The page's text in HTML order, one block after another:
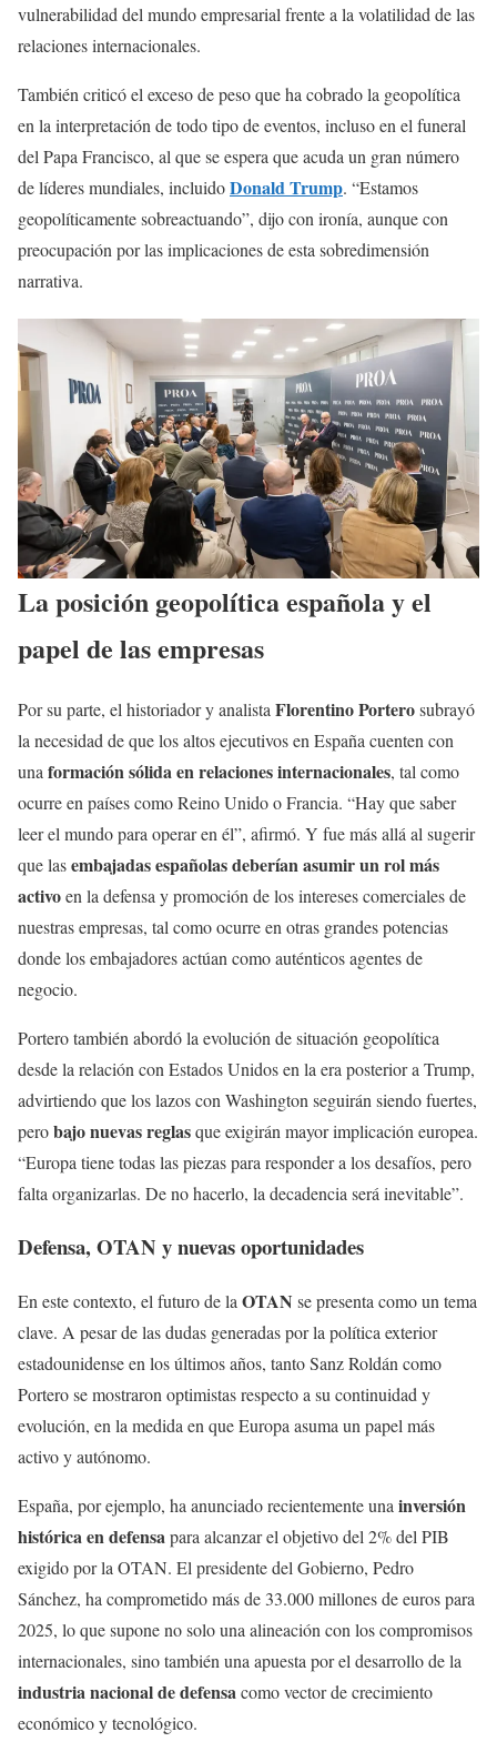
vulnerabilidad del mundo empresarial frente a la volatilidad de las
relaciones internacionales.
También criticó el exceso de peso que ha cobrado la geopolítica
en la interpretación de todo tipo de eventos, incluso en el funeral
del Papa Francisco, al que se espera que acuda un gran número
de líderes mundiales, incluidoDonald Trump. “Estamos
geopolíticamente sobreactuando”, dijo con ironía, aunque con
preocupación por las implicaciones de esta sobredimensión
narrativa.
La posición geopolítica española y el
papel de las empresas
Por su parte, el historiador y analista Florentino Porterosubrayó
la necesidad de que los altos ejecutivos en España cuenten con
una formación sólida en relaciones internacionales, tal como
ocurre en países como Reino Unido o Francia. “Hay que saber
leer el mundo para operar en él”, afirmó. Y fue más allá al sugerir
que lasembajadas españolas deberían asumir un rol más
activoen la defensa y promoción de los intereses comerciales de
nuestras empresas, tal como ocurre en otras grandes potencias
donde los embajadores actúan como auténticos agentes de
negocio.
Portero también abordó la evolución de situación geopolítica
desde la relación con Estados Unidos en la era posterior a Trump,
advirtiendo que los lazos con Washington seguirán siendo fuertes,
perobajo nuevas reglasque exigirán mayor implicación europea.
“Europa tiene todas las piezas para responder a los desafíos, pero
falta organizarlas. De no hacerlo, la decadencia será inevitable”.
Defensa, OTAN y nuevas oportunidades
En este contexto, el futuro de la OTAN se presenta como un tema
clave. A pesar de las dudas generadas por la política exterior
estadounidense en los últimos años, tanto Sanz Roldán como
Portero se mostraron optimistas respecto a su continuidad y
evolución, en la medida en que Europa asuma un papel más
activo y autónomo.
España, por ejemplo, ha anunciado recientemente una inversión
histórica en defensapara alcanzar el objetivo del 2% del PIB
exigido por la OTAN. El presidente del Gobierno, Pedro
Sánchez, ha comprometido más de 33.000 millones de euros para
2025, lo que supone no solo una alineación con los compromisos
internacionales, sino también una apuesta por el desarrollo de la
industria nacional de defensacomo vector de crecimiento
económico y tecnológico.